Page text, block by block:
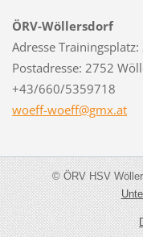
ÖRV-Wöllersdorf
Adresse
Postadresse: 2752
+43/660/5359718
woeff-woeff@gmx.at
© ÖRV HSV